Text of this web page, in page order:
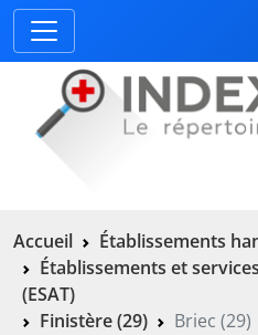
Accueil
Établissements
Établissements et
(ESAT)
Finistère (29)
Briec (29)